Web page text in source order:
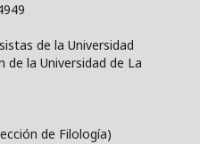
de la Universidad
de la Universidad de La
de Filología)